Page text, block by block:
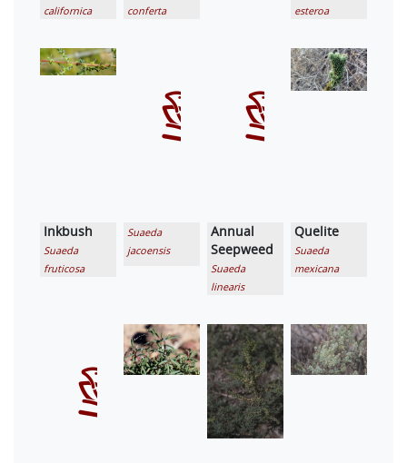
californica
conferta
esteroa
Inkbush
Suaeda
fruticosa
Suaeda
jacoensis
Annual
Seepweed
Suaeda
linearis
Quelite
Suaeda
mexicana